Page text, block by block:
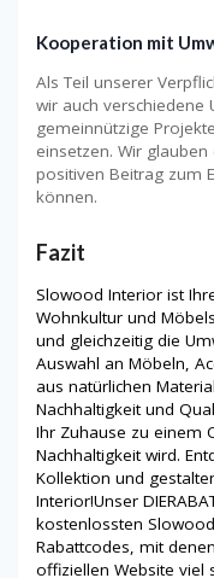
Kooperation mit
Als Teil unserer
wir auch verschiedene
gemeinnützige
einsetzen. Wir
positiven Beitrag zum
können.
Fazit
Slowood Interior ist
Wohnkultur und
und gleichzeitig die
Auswahl an Möbeln,
aus natürlichen
Nachhaltigkeit und
Ihr Zuhause zu einem
Nachhaltigkeit wird.
Kollektion und
Interior!Unser
kostenlossten
Rabattcodes, mit
offiziellen Website viel